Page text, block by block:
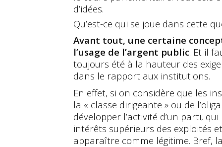
d’idées.
Qu’est-ce qui se joue dans cette
Avant tout, une certaine
l’usage de l’argent public. Et il
toujours été à la hauteur des
dans le rapport aux institutions.
En effet, si on considère que les
la « classe dirigeante » ou de
développer l’activité d’un parti,
intérêts supérieurs des exploités
apparaître comme légitime. Bref,